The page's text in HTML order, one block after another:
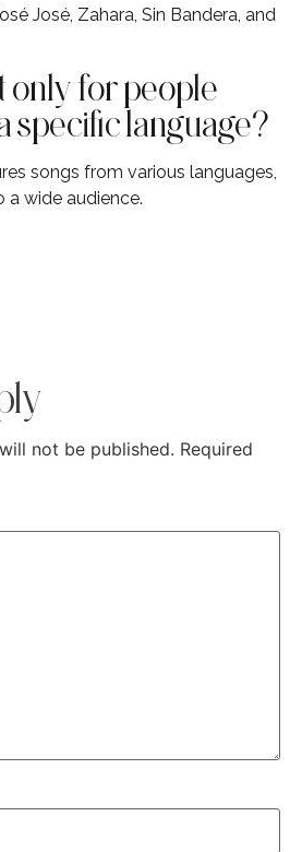
José, Zahara, Sin Bandera, and
only for people
specific language?
songs from various languages,
a wide audience.
not be published. Required